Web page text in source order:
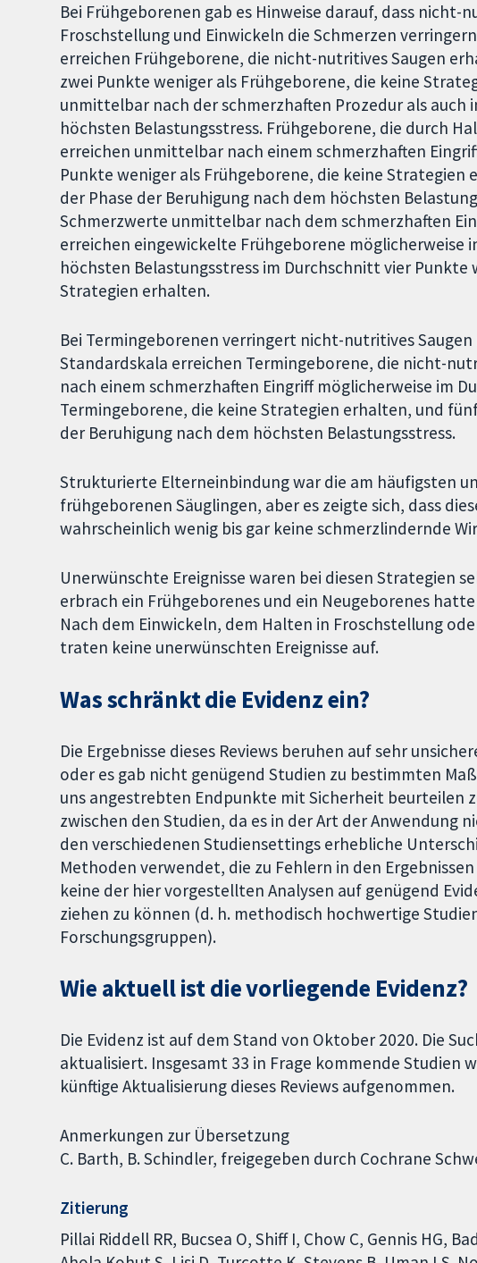
Bei Frühgeborenen gab es Hinweise darauf, dass nicht-
Froschstellung und Einwickeln die Schmerzen
erreichen Frühgeborene, die nicht-nutritives Saugen
zwei Punkte weniger als Frühgeborene, die keine
unmittelbar nach der schmerzhaften Prozedur als auch
höchsten Belastungsstress. Frühgeborene, die durch
erreichen unmittelbar nach einem schmerzhaften
Punkte weniger als Frühgeborene, die keine Strategien
der Phase der Beruhigung nach dem höchsten
Schmerzwerte unmittelbar nach dem schmerzhaften
erreichen eingewickelte Frühgeborene möglicherweise
höchsten Belastungsstress im Durchschnitt vier Punkte
Strategien erhalten.
Bei Termingeborenen verringert nicht-nutritives
Standardskala erreichen Termingeborene, die nicht-
nach einem schmerzhaften Eingriff möglicherweise im
Termingeborene, die keine Strategien erhalten, und
der Beruhigung nach dem höchsten Belastungsstress.
Strukturierte Elterneinbindung war die am häufigsten
frühgeborenen Säuglingen, aber es zeigte sich, dass
wahrscheinlich wenig bis gar keine schmerzlindernde
Unerwünschte Ereignisse waren bei diesen Strategien
erbrach ein Frühgeborenes und ein Neugeborenes
Nach dem Einwickeln, dem Halten in Froschstellung
traten keine unerwünschten Ereignisse auf.
Was schränkt die Evidenz ein?
Die Ergebnisse dieses Reviews beruhen auf sehr
oder es gab nicht genügend Studien zu bestimmten
uns angestrebten Endpunkte mit Sicherheit beurteilen
zwischen den Studien, da es in der Art der Anwendung
den verschiedenen Studiensettings erhebliche
Methoden verwendet, die zu Fehlern in den
keine der hier vorgestellten Analysen auf genügend
ziehen zu können (d. h. methodisch hochwertige
Forschungsgruppen).
Wie aktuell ist die vorliegende Evidenz?
Die Evidenz ist auf dem Stand von Oktober 2020. Die
aktualisiert. Insgesamt 33 in Frage kommende Studien
künftige Aktualisierung dieses Reviews aufgenommen.
Anmerkungen zur Übersetzung
C. Barth, B. Schindler, freigegeben durch Cochrane
Zitierung
Pillai Riddell RR, Bucsea O, Shiff I, Chow C, Gennis HG,